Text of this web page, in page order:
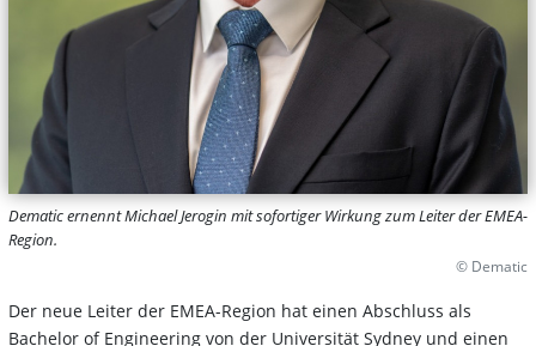
Dematic ernennt Michael Jerogin mit sofortiger Wirkung zum Leiter der EMEA-
Region.
© Dematic
Der neue Leiter der EMEA-Region hat einen Abschluss als
Bachelor of Engineering von der Universität Sydney und einen